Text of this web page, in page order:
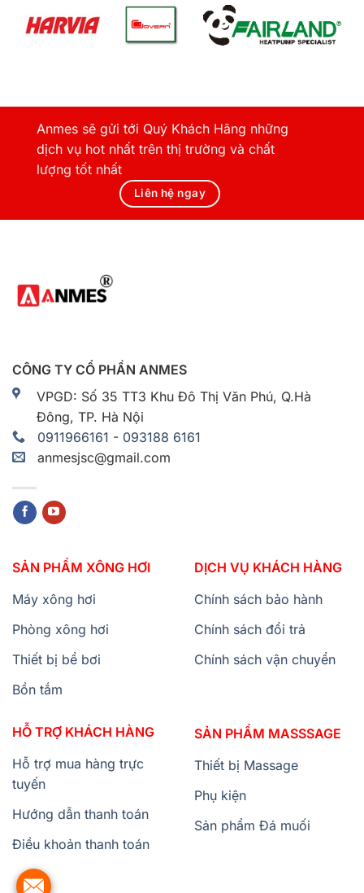
Anmes sẽ gửi tới Quý Khách Hãng những
dịch vụ hot nhất trên thị trường và chất
lượng tốt nhất
Liên hệ ngay
CÔNG TY CỔ PHẦN ANMES
VPGD: Số 35 TT3 Khu Đô Thị Văn Phú, Q.Hà
Đông, TP. Hà Nội
0911966161 - 093188 6161
anmesjsc@gmail.com
SẢN PHẨM XÔNG HƠI
Máy xông hơi
Phòng xông hơi
Thiết bị bể bơi
Bồn tắm
HỖ TRỢ KHÁCH HÀNG
Hỗ trợ mua hàng trực
tuyến
Hướng dẫn thanh toán
Điều khoản thanh toán
DỊCH VỤ KHÁCH HÀNG
Chính sách bảo hành
Chính sách đổi trả
Chính sách vận chuyển
SẢN PHẨM MASSSAGE
Thiết bị Massage
Phụ kiện
Sản phẩm Đá muối